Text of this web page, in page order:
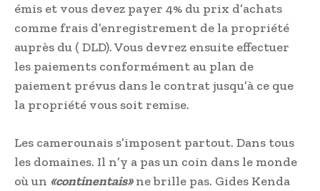
émis et vous devez payer 4% du prix d’achats
comme frais d’enregistrement de la propriété
auprès du ( DLD). Vous devrez ensuite effectuer
les paiements conformément au plan de
paiement prévus dans le contrat jusqu’à ce que
la propriété vous soit remise.
Les camerounais s’imposent partout. Dans tous
les domaines. Il n’y a pas un coin dans le monde
où un «continentais»ne brille pas. Gides Kenda